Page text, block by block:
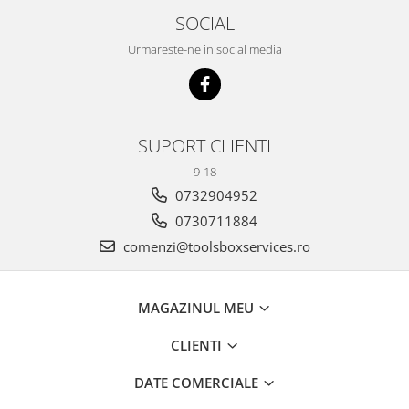
SOCIAL
Urmareste-ne in social media
SUPORT CLIENTI
9-18
0732904952
0730711884
comenzi@toolsboxservices.ro
MAGAZINUL MEU
CLIENTI
DATE COMERCIALE